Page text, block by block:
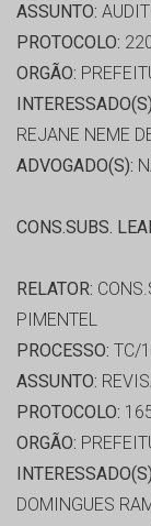
ASSUNTO:
PROTOCOLO:
ORGÃO:
REJANE NEME
ADVOGADO(S):
CONS.SUBS.
RELATOR:
PIMENTEL
PROCESSO: TC/
ASSUNTO:
PROTOCOLO:
ORGÃO:
DOMINGUES